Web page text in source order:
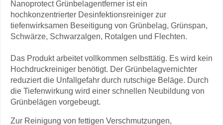
Nanoprotect Grünbelagentferner ist ein
hochkonzentrierter Desinfektionsreiniger zur
tiefenwirksamen Beseitigung von Grünbelag, Grünspan,
Schwärze, Schwarzalgen, Rotalgen und Flechten.
Das Produkt arbeitet vollkommen selbsttätig. Es wird kein
Hochdruckreiniger benötigt. Der Grünbelagvernichter
reduziert die Unfallgefahr durch rutschige Beläge. Durch
die Tiefenwirkung wird einer schnellen Neubildung von
Grünbelägen vorgebeugt.
Zur Reinigung von fettigen Verschmutzungen,